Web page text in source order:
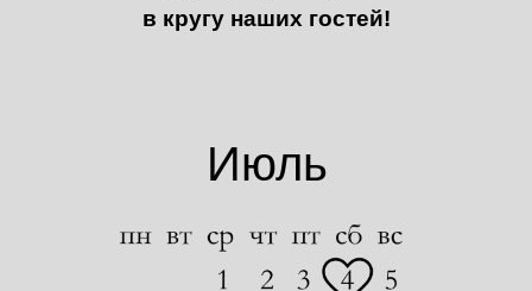
в кругу наших гостей!
Июль